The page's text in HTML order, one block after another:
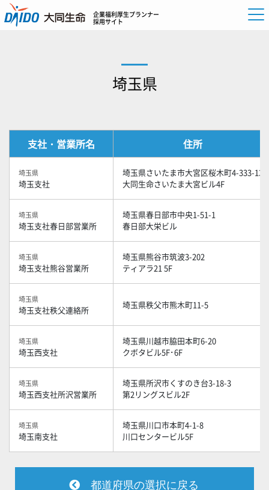
企業福利厚生プランナー
採用サイト
埼玉県
支社・営業所名 住所
埼玉県
埼玉支社
埼玉県さいたま市大宮区桜木町4-333-13
大同生命さいたま大宮ビル4F
埼玉県
埼玉支社春日部営業所
埼玉県春日部市中央1-51-1
春日部大栄ビル
埼玉県
埼玉支社熊谷営業所
埼玉県熊谷市筑波3-202
ティアラ21 5F
埼玉県
埼玉支社秩父連絡所 埼玉県秩父市熊木町11-5
埼玉県
埼玉西支社
埼玉県川越市脇田本町6-20
クボタビル5F･6F
埼玉県
埼玉西支社所沢営業所
埼玉県所沢市くすのき台3-18-3
第2リングスビル2F
埼玉県
埼玉南支社
埼玉県川口市本町4-1-8
川口センタービル5F
都道府県の選択に戻る